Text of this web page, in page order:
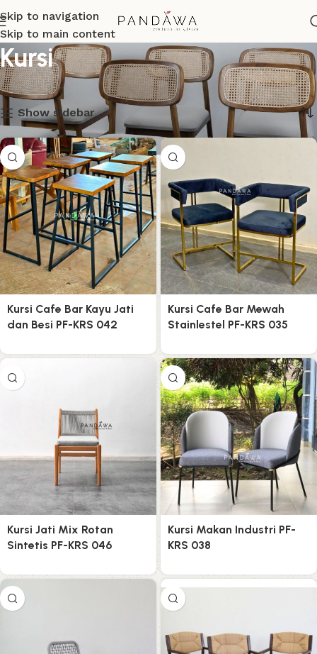
Skip to navigation
Skip to main content
Kursi
Menampilkan 17–32 dari 45 hasil
Show sidebar
Kursi Cafe Bar Kayu Jati
dan Besi PF-KRS 042
Kursi Cafe Bar Mewah
Stainlestel PF-KRS 035
Kursi Jati Mix Rotan
Sintetis PF-KRS 046
Kursi Makan Industri PF-
KRS 038